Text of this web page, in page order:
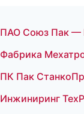
ПАО Союз Пак —
Фабрика
ПК Пак
Инжиниринг